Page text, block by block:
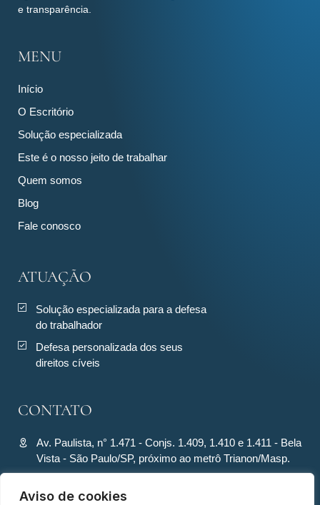
Aviso de cookies
e transparência.
MENU
Início
O Escritório
Solução especializada
Este é o nosso jeito de trabalhar
Quem somos
Blog
Fale conosco
ATUAÇÃO
Solução especializada para a defesa
do trabalhador
Defesa personalizada dos seus
direitos cíveis
CONTATO
Av. Paulista, n° 1.471 - Conjs. 1.409, 1.410 e 1.411 - Bela
Vista - São Paulo/SP, próximo ao metrô Trianon/Masp.